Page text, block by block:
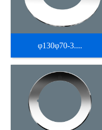
φ130φ70-3....